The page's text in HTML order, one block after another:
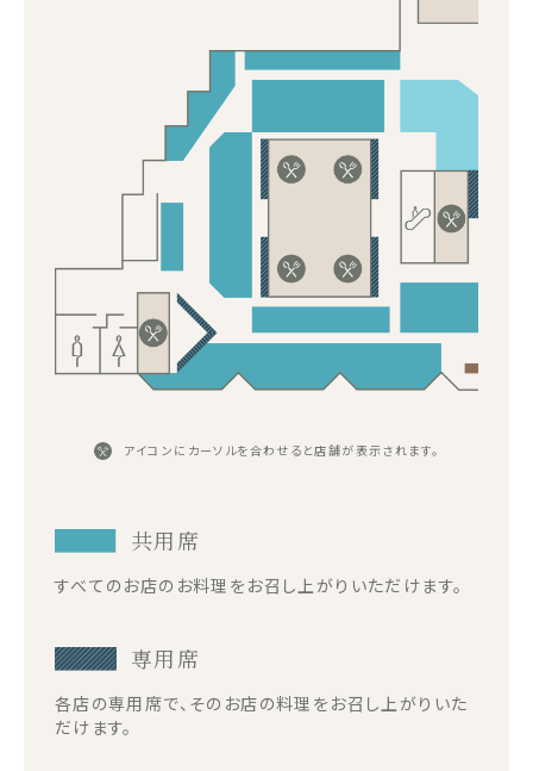
アイコンにカーソルを合わせると店舗が表示されます。
共用席
すべてのお店のお料理をお召し上がりいただけます。
専用席
各店の専用席で、そのお店の料理をお召し上がりいた
だけます。